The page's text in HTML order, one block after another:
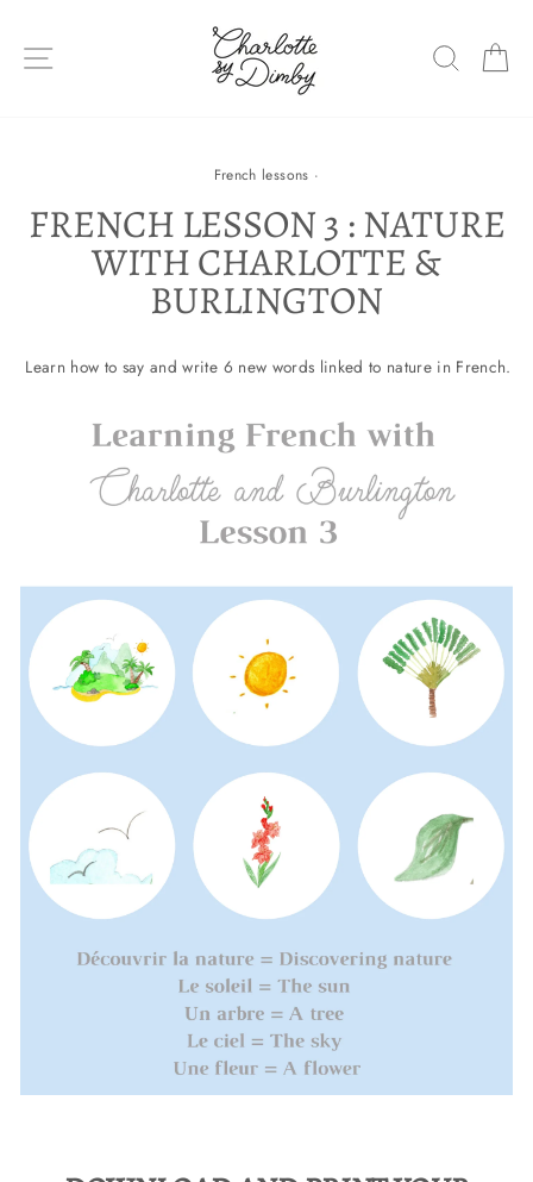
contenu
NAVIGATION DU SITE
French lessons ·
FRENCH LESSON 3 : NATURE
WITH CHARLOTTE &
BURLINGTON
Learn how to say and write 6 new words linked to nature in French.